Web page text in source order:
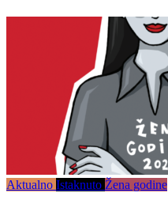
Aktualno Istaknuto Žena godine